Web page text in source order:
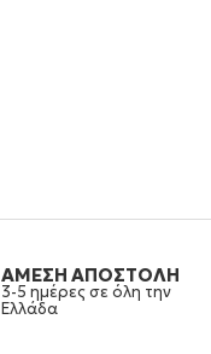
ΑΜΕΣΗ ΑΠΟΣΤΟΛΗ
3-5 ημέρες σε όλη την
Ελλάδα